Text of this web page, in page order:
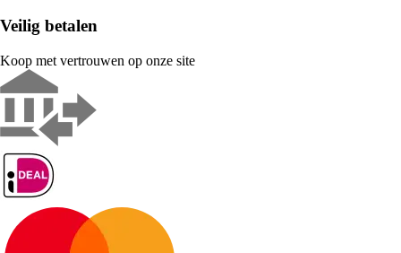
Veilig betalen
Koop met vertrouwen op onze site